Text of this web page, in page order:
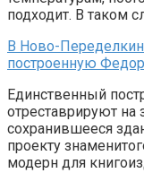
подходит. В таком
В Ново-
построенную
Единственный
отреставрируют
сохранившееся
проекту
модерн для